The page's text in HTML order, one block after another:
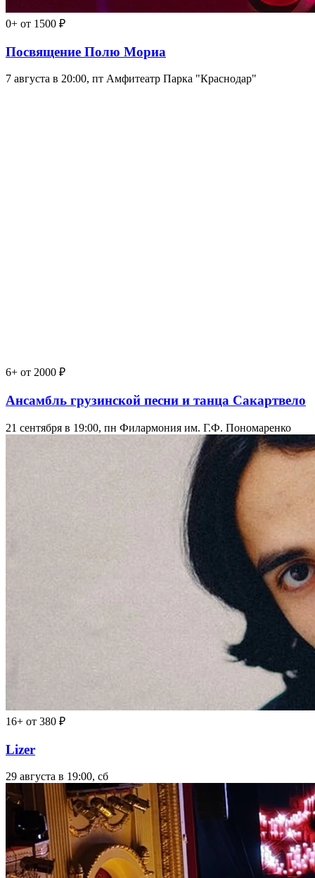
0+ от 1500 ₽
Посвящение Полю Мориа
7 августа в 20:00, пт Амфитеатр Парка "Краснодар"
6+ от 2000 ₽
Ансамбль грузинской песни и танца Сакартвело
21 сентября в 19:00, пн Филармония им. Г.Ф. Пономаренко
16+ от 380 ₽
Lizer
29 августа в 19:00, сб